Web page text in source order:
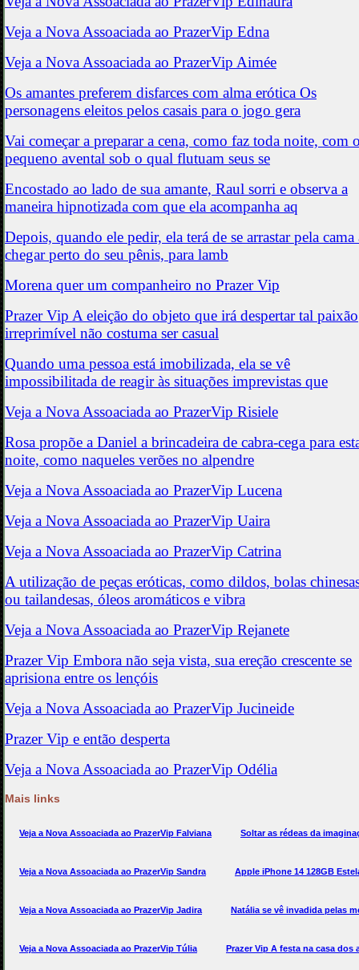
Mais links
Veja a Nova Assoaciada ao PrazerVip Falviana Soltar as rédeas da
Veja a Nova Assoaciada ao PrazerVip Sandra Apple iPhone 14 128GB
Veja a Nova Assoaciada ao PrazerVip Jadira Natália se vê invadida pelas
Veja a Nova Assoaciada ao PrazerVip Túlia Prazer Vip A festa na casa